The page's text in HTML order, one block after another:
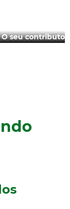
O seu contributo